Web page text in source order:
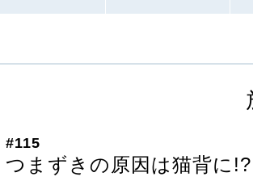
#115
つまずきの原因は猫背に!?